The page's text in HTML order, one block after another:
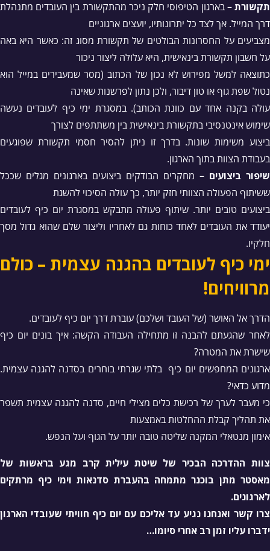
תקשורת– בארגון הטיפוסי חלק ניכר מהתקשורת בין העובדים מתנהלת
דרך המייל. אך לצד כל יתרונותיו, יועצים ארגוניים
מצביעים על החסרונות הבולטים של תקשורת מסוג זה: כאשר היא באה
על חשבון תקשורת בינאישית, היא עלולה ליצור ניכור
כתוצאה למשל מפירוש לא נכון של הכתוב (מסר שמעבירים במייל הוא
נטול שפת גוף או טון דיבור, ולכן נתון לפרשנות שאינה
עולה בקנה אחד עם כוונת הכותב). במסגרת ימי כיף לעובדים נעשה
שימוש אינטנסיבי בתקשורת בינאישית בין משתתפים לצורך
ביצוע משימות שונות. בדרך זו ניתן להסיר חסמי תקשורת שפוגעים
בעבודת הצוות בתוך הארגון.
שיפור ביצועים – מחקרים הבודקים ביצועים בארגונים מגלים שככל
ששיתוף הפעולה הצוותי חזק יותר, כך עולה הסיכוי להשגת
ביצועים טובים יותר. שיתוף פעולה מתבקש במסגרת יום כיף לעובדים
יעודד את העובדים לאחד כוחות גם לאחריו וליצור שלם שהוא גדול מסך
חלקיו.
ימי כיף לעובדים בהגנה עצמית – כולם
מרוויחים!
הדרך אל האושר (של העובד ושלכם) עוברת דרך יום כיף לעובדים.
לאחר שהגעתם להבנה זו מתחילה העבודה הקשה: איך בונים יום כיף
שישרת את המטרה?
ארגונים המחפשים יום כיף בלתי שגרתי בוחרים בסדנה להגנה עצמית.
מדוע כדאי?
כי מעבר לערך של רכישת כלים מצילי חיים, סדנה להגנה עצמית תשפר
את תהליך קבלת ההחלטות באמצעות
אימון מנטאלי המקנה שליטה טובה יותר על הגוף ועל הנפש.
צוות ההדרכה הבכיר של שיטת עילית קרב מגע בראשות של
מאסטר מתן בוכנר מתמחה בהעברת סדנאות וימי כיף מרתקים
לארגונים.
צרו קשר ואנחנו נגיע עד אליכם עם יום כיף חוויתי שעובדי הארגון
ידברו עליו זמן רב אחרי סיומו…